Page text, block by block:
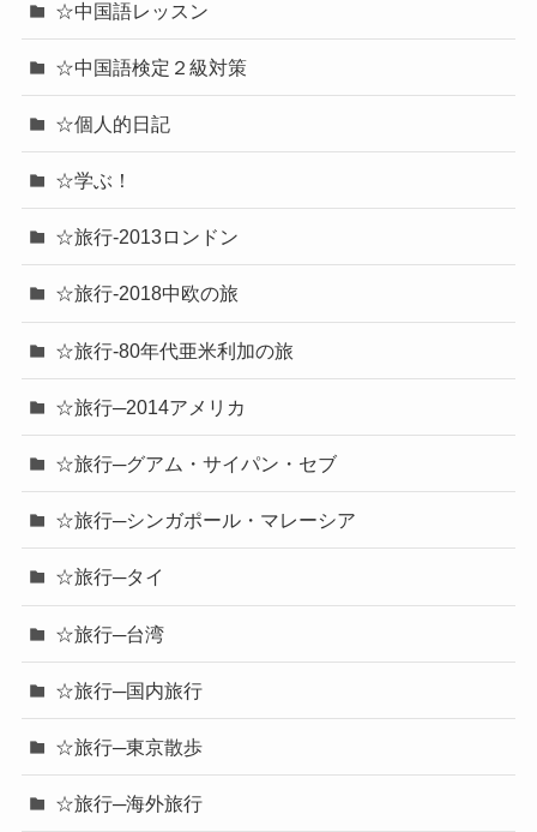
☆中国語レッスン
☆中国語検定２級対策
☆個人的日記
☆学ぶ！
☆旅行-2013ロンドン
☆旅行-2018中欧の旅
☆旅行-80年代亜米利加の旅
☆旅行─2014アメリカ
☆旅行─グアム・サイパン・セブ
☆旅行─シンガポール・マレーシア
☆旅行─タイ
☆旅行─台湾
☆旅行─国内旅行
☆旅行─東京散歩
☆旅行─海外旅行